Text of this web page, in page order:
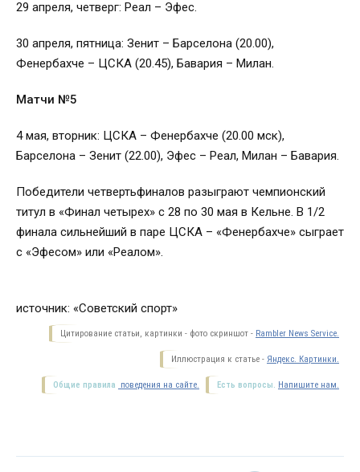
29 апреля, четверг: Реал – Эфес.
30 апреля, пятница: Зенит – Барселона (20.00),
Фенербахче – ЦСКА (20.45), Бавария – Милан.
Матчи №5
4 мая, вторник: ЦСКА – Фенербахче (20.00 мск),
Барселона – Зенит (22.00), Эфес – Реал, Милан – Бавария.
Победители четвертьфиналов разыграют чемпионский
титул в «Финал четырех» с 28 по 30 мая в Кельне. В 1/2
финала сильнейший в паре ЦСКА – «Фенербахче» сыграет
с «Эфесом» или «Реалом».
источник: «Советский спорт»
Цитирование статьи, картинки - фото скриншот - Rambler News Service.
Иллюстрация к статье - Яндекс. Картинки.
Есть вопросы. Напишите нам.
Общие правила поведения на сайте.